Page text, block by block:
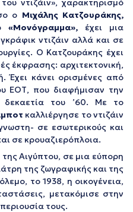
ο Μιχάλης Κατζουράκης,
«Μονόγραμμα», έχει μια
ντιζάιν αλλά και σε
Ο Κατζουράκης έχει
έκφρασης: αρχιτεκτονική,
Έχει κάνει ορισμένες από
ΕΟΤ, που διαφήμισαν την
δεκαετία του ’60. Με το
καλλιέργησε το ντιζάιν
σε εσωτερικούς και
σε κρουαζιερόπλοια.
Αιγύπτου, σε μια εύπορη
της ζωγραφικής και της
το 1938, η οικογένεια,
μετακόμισε στην
τους.